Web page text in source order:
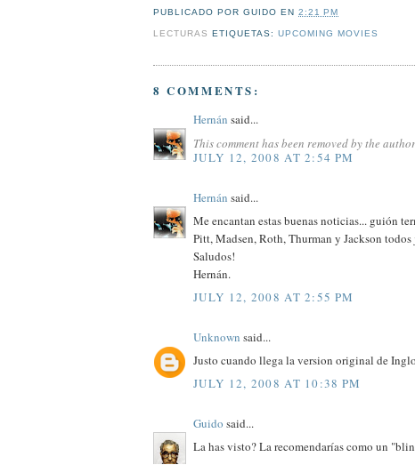
PUBLICADO PORGUIDO EN2:21 PM
LECTURAS ETIQUETAS:UPCOMING MOVIES
8 COMMENTS:
Hernán said...
This comment has been removed by the
JULY 12, 2008 AT 2:54 PM
Hernán said...
Me encantan estas buenas noticias... guión
Pitt, Madsen, Roth, Thurman y Jackson todos
Saludos!
Hernán.
JULY 12, 2008 AT 2:55 PM
Unknown said...
Justo cuando llega la version original de
JULY 12, 2008 AT 10:38 PM
Guido said...
La has visto? La recomendarías como un